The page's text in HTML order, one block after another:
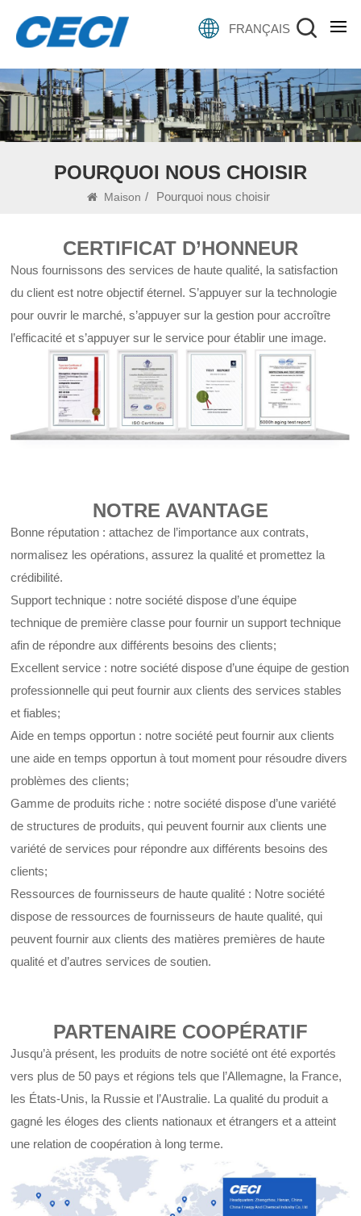
FRANÇAIS
POURQUOI NOUS CHOISIR
Maison / Pourquoi nous choisir
CERTIFICAT D’HONNEUR
Nous fournissons des services de haute qualité, la satisfaction
du client est notre objectif éternel. S’appuyer sur la technologie
pour ouvrir le marché, s’appuyer sur la gestion pour accroître
l’efficacité et s’appuyer sur le service pour établir une image.
NOTRE AVANTAGE
Bonne réputation : attachez de l’importance aux contrats,
normalisez les opérations, assurez la qualité et promettez la
crédibilité.
Support technique : notre société dispose d’une équipe
technique de première classe pour fournir un support technique
afin de répondre aux différents besoins des clients;
Excellent service : notre société dispose d’une équipe de gestion
professionnelle qui peut fournir aux clients des services stables
et fiables;
Aide en temps opportun : notre société peut fournir aux clients
une aide en temps opportun à tout moment pour résoudre divers
problèmes des clients;
Gamme de produits riche : notre société dispose d’une variété
de structures de produits, qui peuvent fournir aux clients une
variété de services pour répondre aux différents besoins des
clients;
Ressources de fournisseurs de haute qualité : Notre société
dispose de ressources de fournisseurs de haute qualité, qui
peuvent fournir aux clients des matières premières de haute
qualité et d’autres services de soutien.
PARTENAIRE COOPÉRATIF
Jusqu’à présent, les produits de notre société ont été exportés
vers plus de 50 pays et régions tels que l’Allemagne, la France,
les États-Unis, la Russie et l’Australie. La qualité du produit a
gagné les éloges des clients nationaux et étrangers et a atteint
une relation de coopération à long terme.